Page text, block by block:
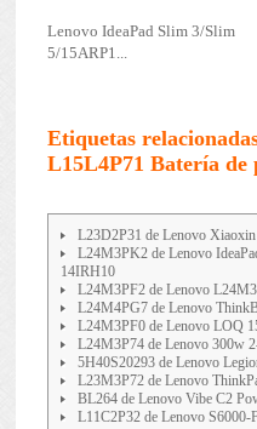
Lenovo IdeaPad Slim 3/Slim
5/15ARP1...
Etiquetas
L15L4P71 Batería
L23D2P31 de Lenovo
L24M3PK2 de Lenovo
14IRH10
L24M3PF2 de Lenovo
L24M4PG7 de Lenovo
L24M3PF0 de Lenovo LOQ
L24M3P74 de Lenovo 300w
5H40S20293 de Lenovo
L23M3P72 de Lenovo
BL264 de Lenovo Vibe C2
L11C2P32 de Lenovo